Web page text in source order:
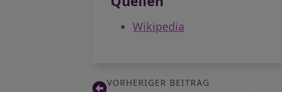
Wikipedia
VORHERIGER BEITRAG